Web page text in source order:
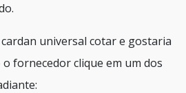
universal cotar e gostaria
fornecedor clique em um dos